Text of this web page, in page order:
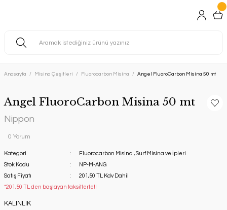
Anasayfa Misina Çeşitleri Fluorocarbon Misina Angel FluoroCarbon Misina 50 mt
Angel FluoroCarbon Misina 50 mt
Nippon
0 Yorum
Kategori Fluorocarbon Misina ,Surf Misina ve İpleri
Stok Kodu
NP-M-ANG
Satış Fiyatı
201,50 TL Kdv Dahil
*201,50 TL den başlayan taksitlerle!!
KALINLIK